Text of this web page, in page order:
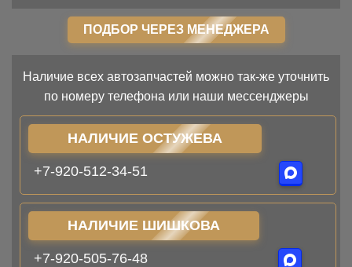
ПОДБОР ЧЕРЕЗ МЕНЕДЖЕРА
Наличие всех автозапчастей можно так-же уточнить
по номеру телефона или наши мессенджеры
НАЛИЧИЕ ОСТУЖЕВА
+7-920-512-34-51
НАЛИЧИЕ ШИШКОВА
+7-920-505-76-48